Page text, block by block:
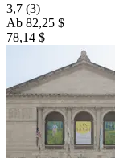
3,7 (3)
Ab 82,25 $
78,14 $